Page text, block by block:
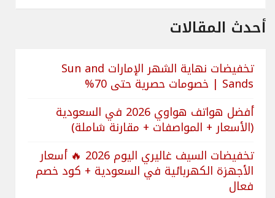
أحدث المقالات
تخفيضات نهاية الشهر الإمارات Sun and
Sands | خصومات حصرية حتى 70%
أفضل هواتف هواوي 2026 في السعودية
(الأسعار + المواصفات + مقارنة شاملة)
تخفيضات السيف غاليري اليوم 2026 🔥 أسعار
الأجهزة الكهربائية في السعودية + كود خصم
فعال